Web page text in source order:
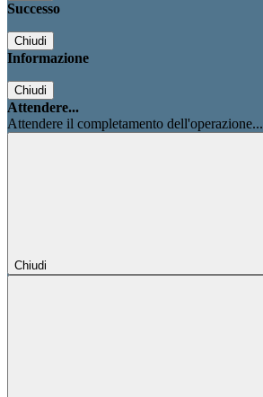
Successo
Chiudi
Informazione
Chiudi
Attendere...
Attendere il completamento dell'operazione...
Chiudi